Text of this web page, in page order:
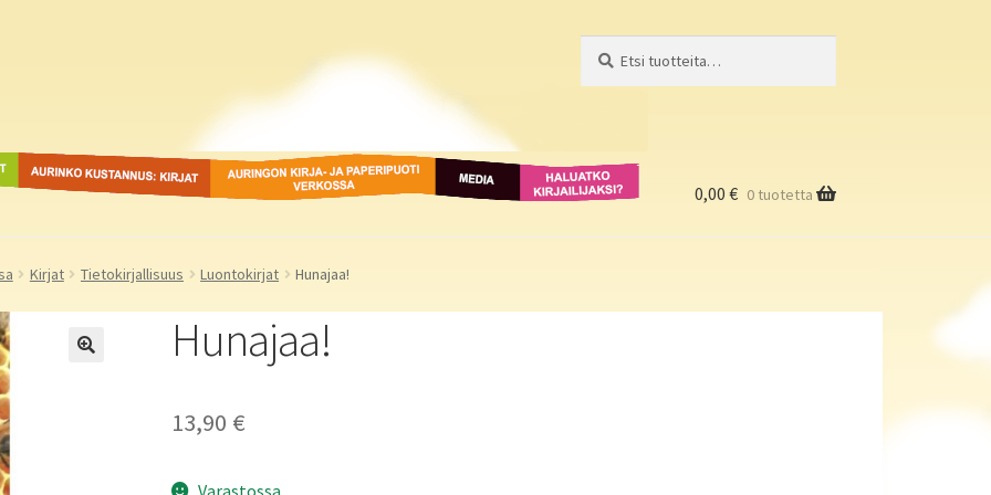
Aurinko Kustannus: kirjat Auringon kirja- ja
paperipuodit verkossa
Media
Haluatko
kirjailijaksi?
0,00 € 0 tuotetta
Kirjat Tietokirjallisuus Luontokirjat Hunajaa!
Hunajaa!
13,90 €